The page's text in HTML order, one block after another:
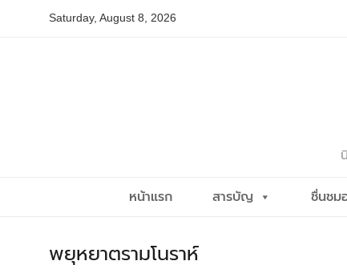
Saturday, August 8, 2026
หน้าแรก สารบัญ ชื่นชม
พยุหยาตรามโนราห์